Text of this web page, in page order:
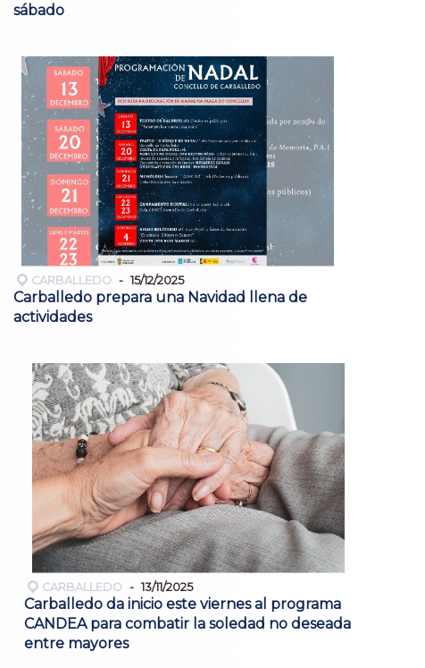
sábado
CARBALLEDO 15/12/2025
Carballedo prepara una Navidad llena de
actividades
CARBALLEDO 13/11/2025
Carballedo da inicio este viernes al programa
CANDEA para combatir la soledad no deseada
entre mayores